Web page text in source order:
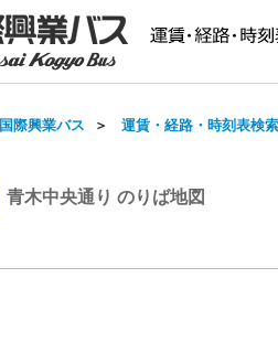
国際興業バス ＞ 運賃・経路・時刻表検索
青木中央通り のりば地図